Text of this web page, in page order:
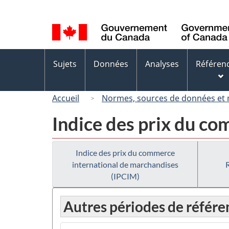
de
la
langue
des
Sujets Données Analyses
Accueil Normes, sources de données et
Indice des prix du
Indice des prix du commerce
international de marchandises
(IPCIM)
Autres périodes de